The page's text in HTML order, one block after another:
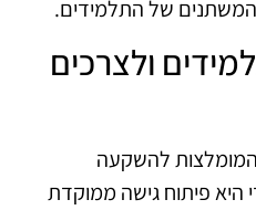
המשתנים של התלמידים.
ולצרכים
המומלצות להשקעה
היא פיתוח גישה ממוקדת